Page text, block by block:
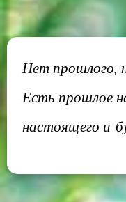
Нет прошлого,
Есть прошлое
настоящего и